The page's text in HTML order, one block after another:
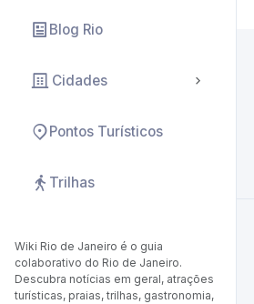
Blog Rio
Cidades
Pontos Turísticos
Trilhas
Wiki Rio de Janeiro é o guia
colaborativo do Rio de Janeiro.
Descubra notícias em geral, atrações
turísticas, praias, trilhas, gastronomia,